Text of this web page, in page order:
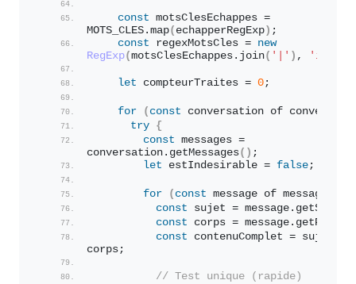
const motsClesEchappes =
MOTS_CLES. map( echapperRegExp ) ;
const regexMotsCles = new
RegExp(motsClesEchappes. join( '|' ) , 'i'
let compteurTraites = 0;
for ( const conversation of
try {
const messages =
conversation. getMessages( ) ;
let estIndesirable = false;
for ( const message of messages
const sujet = message.
const corps = message.
const contenuComplet = sujet +
corps;
// Test unique (rapide)